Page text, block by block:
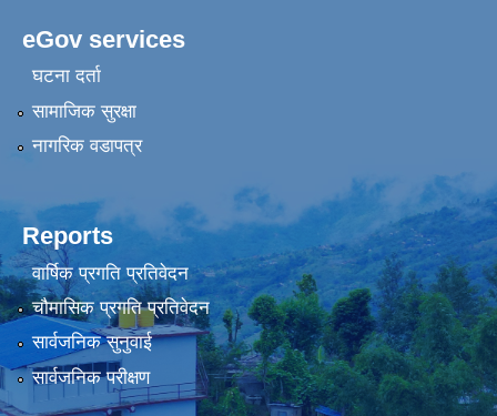
eGov services
घटना दर्ता
सामाजिक सुरक्षा
नागरिक वडापत्र
Reports
वार्षिक प्रगति प्रतिवेदन
चौमासिक प्रगति प्रतिवेदन
सार्वजनिक सुनुवाई
सार्वजनिक परीक्षण